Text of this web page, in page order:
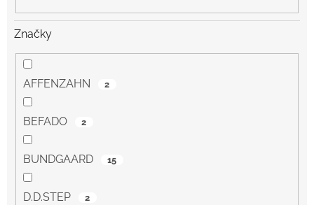
Značky
AFFENZAHN 2
BEFADO 2
BUNDGAARD 15
D.D.STEP 2